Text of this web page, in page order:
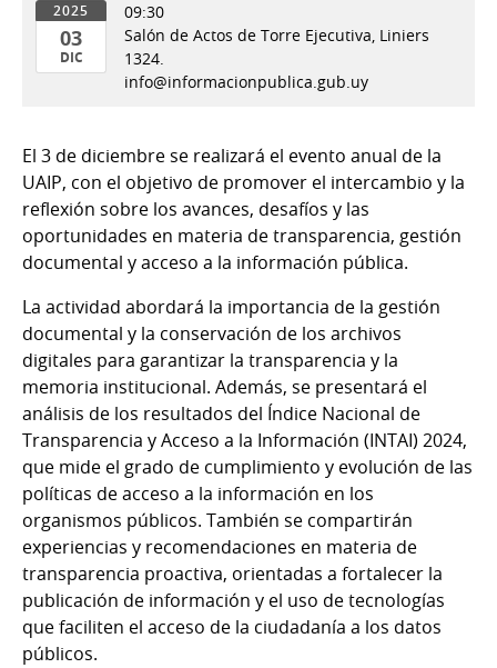
2025
03
DIC
del
2025
09:30
Salón de Actos de Torre Ejecutiva, Liniers
1324.
info@informacionpublica.gub.uy
El 3 de diciembre se realizará el evento anual de la
UAIP, con el objetivo de promover el intercambio y la
reflexión sobre los avances, desafíos y las
oportunidades en materia de transparencia, gestión
documental y acceso a la información pública.
La actividad abordará la importancia de la gestión
documental y la conservación de los archivos
digitales para garantizar la transparencia y la
memoria institucional. Además, se presentará el
análisis de los resultados del Índice Nacional de
Transparencia y Acceso a la Información (INTAI) 2024,
que mide el grado de cumplimiento y evolución de las
políticas de acceso a la información en los
organismos públicos. También se compartirán
experiencias y recomendaciones en materia de
transparencia proactiva, orientadas a fortalecer la
publicación de información y el uso de tecnologías
que faciliten el acceso de la ciudadanía a los datos
públicos.